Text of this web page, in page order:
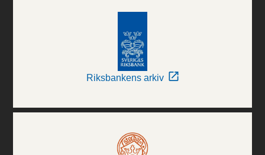
Riksbankens arkiv